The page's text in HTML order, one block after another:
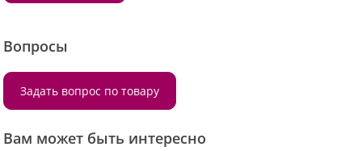
Вопросы
Задать вопрос по товару
Вам может быть интересно